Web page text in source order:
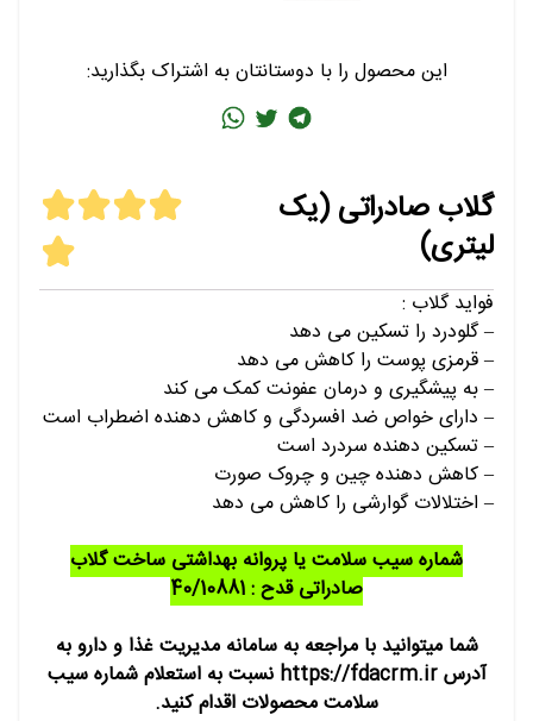
این محصول را با دوستانتان به اشتراک بگذارید:
گلاب صادراتی (یک
لیتری)
فواید گلاب :
– گلودرد را تسکین می دهد
– قرمزی پوست را کاهش می دهد
– به پیشگیری و درمان عفونت کمک می کند
– دارای خواص ضد افسردگی و کاهش دهنده اضطراب است
– تسکین دهنده سردرد است
– کاهش دهنده چین و چروک صورت
– اختلالات گوارشی را کاهش می دهد
شماره سیب سلامت یا پروانه بهداشتی ساخت گلاب
صادراتی قدح : 40/10881
شما میتوانید با مراجعه به سامانه مدیریت غذا و دارو به
آدرس https://fdacrm.ir نسبت به استعلام شماره سیب
سلامت محصولات اقدام کنید.